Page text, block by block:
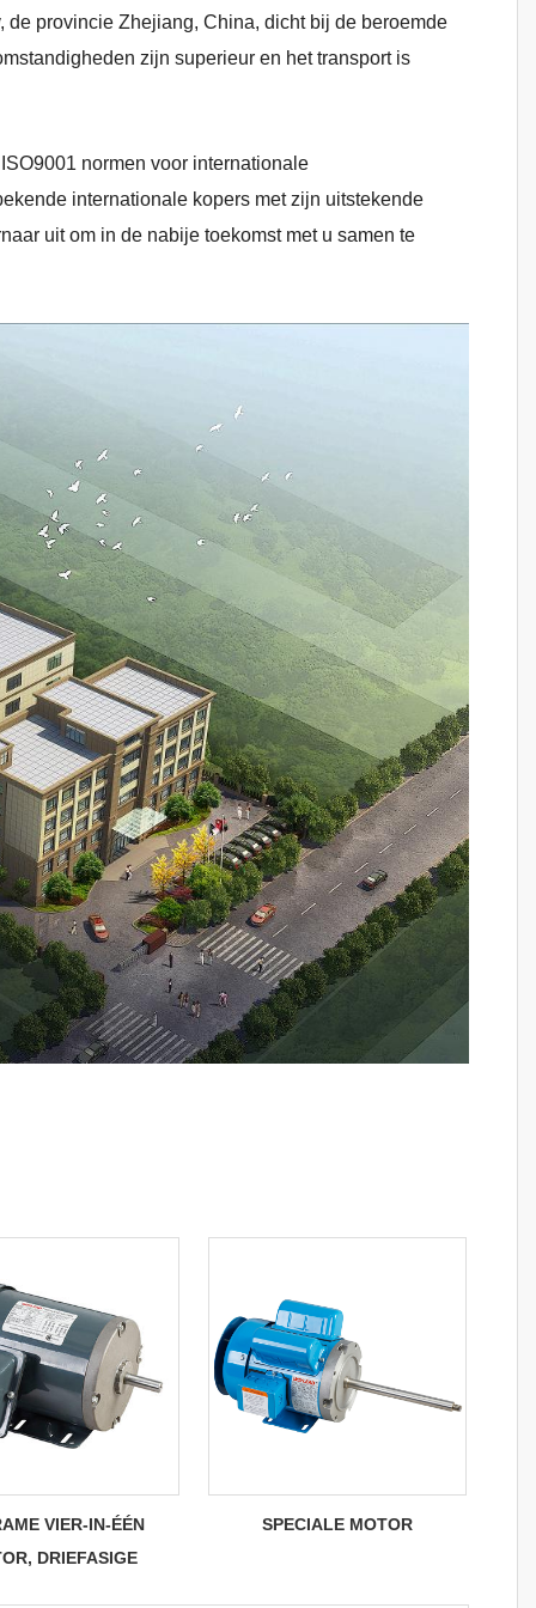
provincie Zhejiang, China, dicht bij de beroemde
zijn superieur en het transport is
normen voor internationale
internationale kopers met zijn uitstekende
uit om in de nabije toekomst met u samen te
VIER-IN-ÉÉN
DRIEFASIGE
SPECIALE MOTOR